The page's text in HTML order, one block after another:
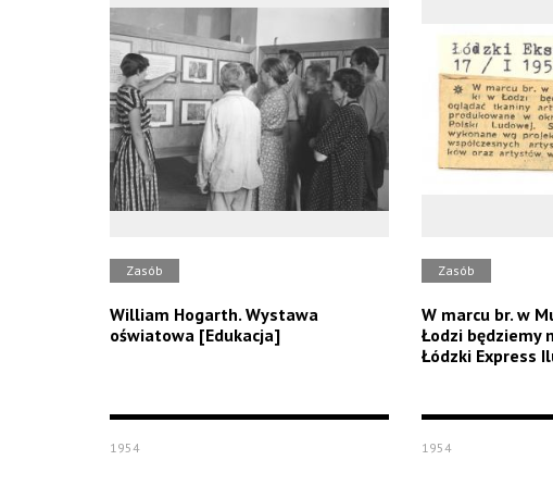
Zasób
William Hogarth. Wystawa
oświatowa [Edukacja]
1954
Zasób
W marcu br. w
Łodzi będziemy
Łódzki Express
1954